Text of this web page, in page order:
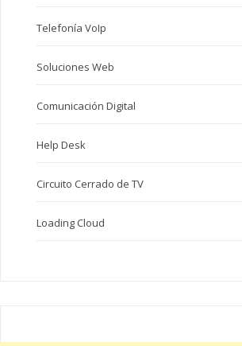
Telefonía VoIp
Soluciones Web
Comunicación Digital
Help Desk
Circuito Cerrado de TV
Loading Cloud